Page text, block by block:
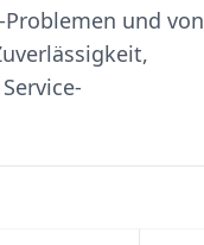
und von